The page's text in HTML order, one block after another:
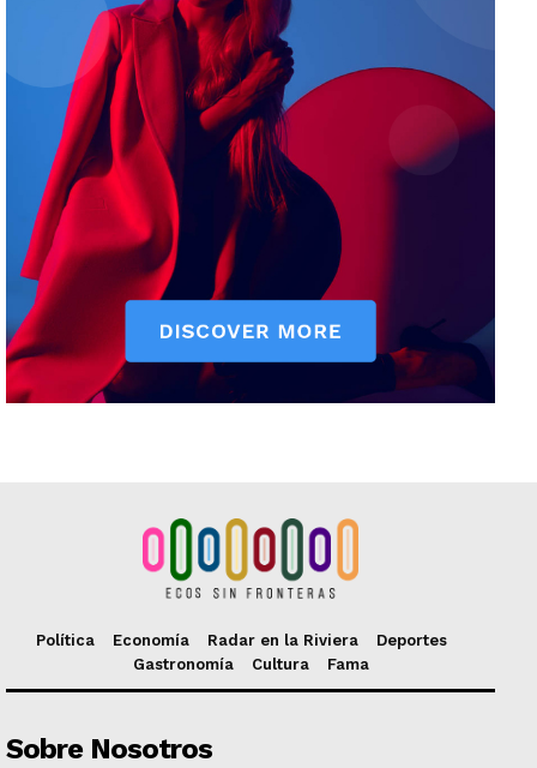
Política Economía Radar en la Riviera
Deportes
Gastronomía
Cultura Fama
Sobre Nosotros